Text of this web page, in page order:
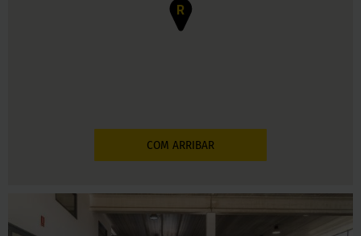
R
COM ARRIBAR